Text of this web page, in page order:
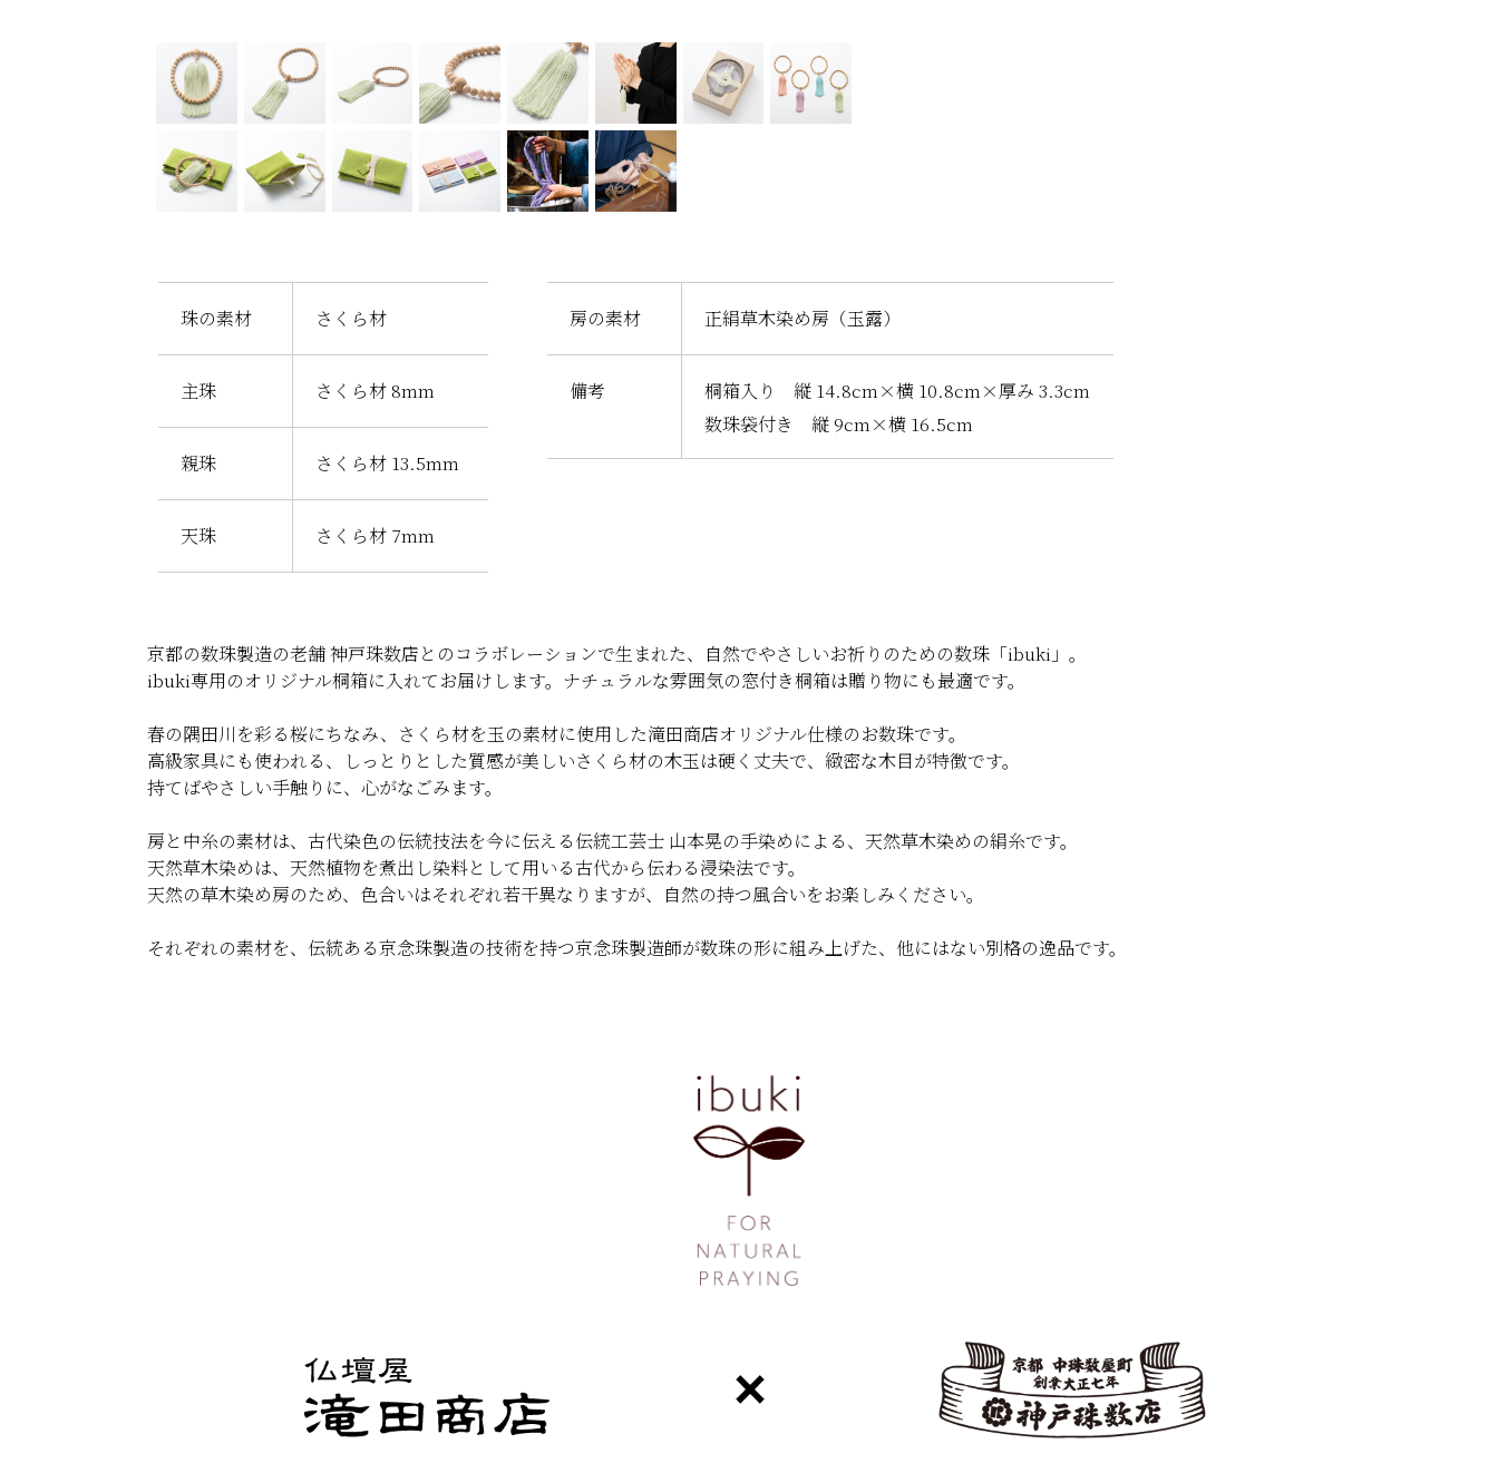
珠の素材 さくら材
主珠 さくら材 8mm
親珠 さくら材 13.5mm
天珠 さくら材 7mm
房の素材 正絹草木染め房（玉露）
備考
桐箱入り 縦 14.8cm×横 10.8cm×厚み 3.3cm
数珠袋付き 縦 9cm×横 16.5cm
京都の数珠製造の老舗 神戸珠数店とのコラボレーションで生まれた、自然でやさしいお祈りのための数珠「ibuki」。
ibuki専用のオリジナル桐箱に入れてお届けします。ナチュラルな雰囲気の窓付き桐箱は贈り物にも最適です。
春の隅田川を彩る桜にちなみ、さくら材を玉の素材に使用した滝田商店オリジナル仕様のお数珠です。
高級家具にも使われる、しっとりとした質感が美しいさくら材の木玉は硬く丈夫で、緻密な木目が特徴です。
持てばやさしい手触りに、心がなごみます。
房と中糸の素材は、古代染色の伝統技法を今に伝える伝統工芸士 山本晃の手染めによる、天然草木染めの絹糸です。
天然草木染めは、天然植物を煮出し染料として用いる古代から伝わる浸染法です。
天然の草木染め房のため、色合いはそれぞれ若干異なりますが、自然の持つ風合いをお楽しみください。
それぞれの素材を、伝統ある京念珠製造の技術を持つ京念珠製造師が数珠の形に組み上げた、他にはない別格の逸品です。